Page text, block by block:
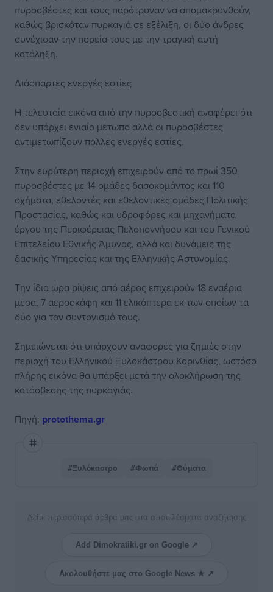
πυροσβέστες και τους παρότρυναν να απομακρυνθούν,
καθώς βρισκόταν πυρκαγιά σε εξέλιξη, οι δύο άνδρες
συνέχισαν την πορεία τους με την τραγική αυτή
κατάληξη.
Διάσπαρτες ενεργές εστίες
Η τελευταία εικόνα από την πυροσβεστική αναφέρει ότι
δεν υπάρχει ενιαίο μέτωπο αλλά οι πυροσβέστες
αντιμετωπίζουν πολλές ενεργές εστίες.
Στην ευρύτερη περιοχή επιχειρούν από το πρωί 350
πυροσβέστες με 14 ομάδες δασοκομάντος και 110
οχήματα, εθελοντές και εθελοντικές ομάδες Πολιτικής
Προστασίας, καθώς και υδροφόρες και μηχανήματα
έργου της Περιφέρειας Πελοποννήσου και του Γενικού
Επιτελείου Εθνικής Άμυνας, αλλά και δυνάμεις της
δασικής Υπηρεσίας και της Ελληνικής Αστυνομίας.
Την ίδια ώρα ρίψεις από αέρος επιχειρούν 18 εναέρια
μέσα, 7 αεροσκάφη και 11 ελικόπτερα εκ των οποίων τα
δύο για τον συντονισμό τους.
Σημειώνεται ότι υπάρχουν αναφορές για ζημιές στην
περιοχή του Ελληνικού Ξυλοκάστρου Κορινθίας, ωστόσο
πλήρης εικόνα θα υπάρξει μετά την ολοκλήρωση της
κατάσβεσης της πυρκαγιάς.
Πηγή: protothema.gr
#Ξυλόκαστρο #Φωτιά #Θύματα
Δείτε περισσότερα άρθρα μας στα αποτελέσματα αναζήτησης
Add Dimokratiki.gr on Google ↗
Ακολουθήστε μας στο Google News ★ ↗